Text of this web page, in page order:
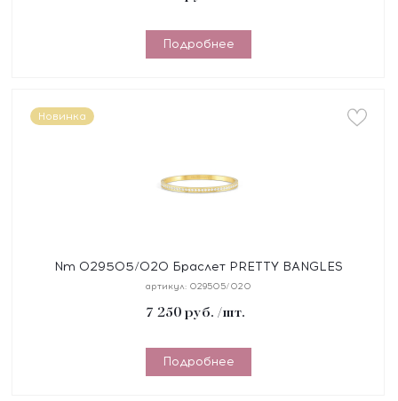
Подробнее
Новинка
Nm 029505/020 Браслет PRETTY BANGLES
размер 17 см, сталь, цирконы белые, покрытие
артикул: 029505/020
7 250 руб. /шт.
Подробнее